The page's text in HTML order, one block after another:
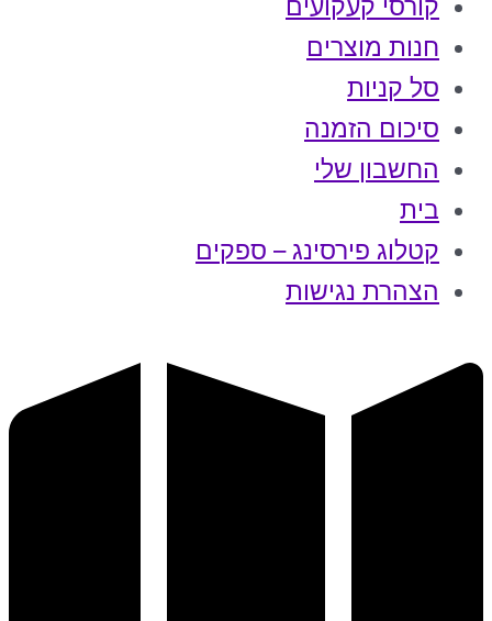
קורסי קעקועים
חנות מוצרים
סל קניות
סיכום הזמנה
החשבון שלי
בית
קטלוג פירסינג – ספקים
הצהרת נגישות